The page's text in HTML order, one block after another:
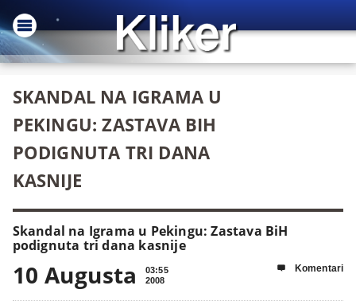
SKANDAL NA IGRAMA U
PEKINGU: ZASTAVA BIH
PODIGNUTA TRI DANA
KASNIJE
Skandal na Igrama u Pekingu: Zastava BiH
podignuta tri dana kasnije
10 Augusta
03:55
2008
 Komentari